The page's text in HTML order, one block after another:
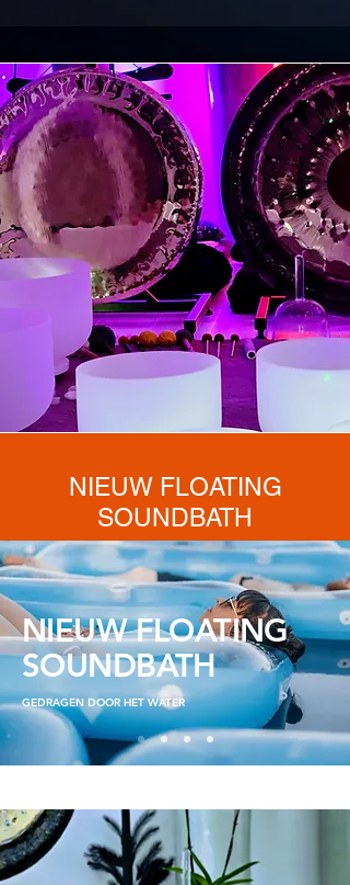
NIEUW FLOATING
SOUNDBATH
NIEUWFLOATING
SOUNDBATH
GEDRAGEN DOOR HET WATER